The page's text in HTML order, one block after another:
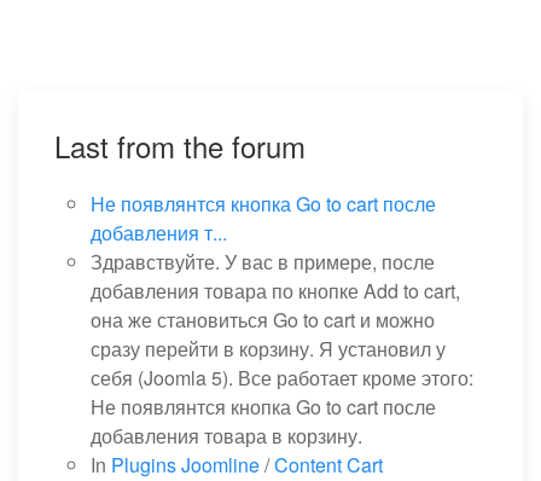
Last from the forum
Не появлянтся кнопка Go to cart после
добавления т...
Здравствуйте. У вас в примере, после
добавления товара по кнопке Add to cart,
она же становиться Go to cart и можно
сразу перейти в корзину. Я установил у
себя (Joomla 5). Все работает кроме этого:
Не появлянтся кнопка Go to cart после
добавления товара в корзину.
In Plugins Joomline/Content Cart